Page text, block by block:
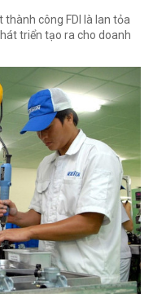
công FDI là lan tỏa
triển tạo ra cho doanh